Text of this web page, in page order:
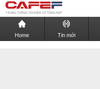
Home Tin mới